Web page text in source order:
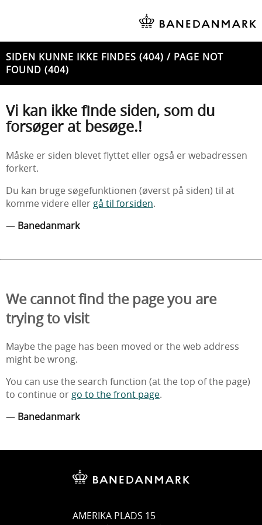
SIDEN KUNNE IKKE FINDES (404) / PAGE NOT
FOUND (404)
Vi kan ikke finde siden, som du
forsøger at besøge.!
Måske er siden blevet flyttet eller også er webadressen
forkert.
Du kan bruge søgefunktionen (øverst på siden) til at
komme videre eller gå til forsiden.
— Banedanmark
We cannot find the page you are
trying to visit
Maybe the page has been moved or the web address
might be wrong.
You can use the search function (at the top of the page)
to continue or go to the front page.
— Banedanmark
AMERIKA PLADS 15